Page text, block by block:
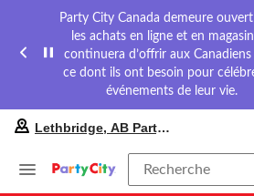
Party City Canada demeure
les achats en ligne et en
continuera d’offrir aux
ce dont ils ont besoin pour
événements de leur vie.
préféré
Lethbridge, AB Party City
Recherche